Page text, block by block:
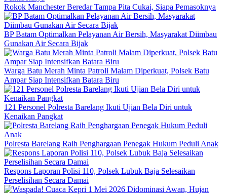
Rokok Manchester Beredar Tampa Pita Cukai, Siapa Pemasoknya
BP Batam Optimalkan Pelayanan Air Bersih, Masyarakat Diimbau
Gunakan Air Secara Bijak
Warga Batu Merah Minta Patroli Malam Diperkuat, Polsek Batu
Ampar Siap Intensifkan Batara Biru
121 Personel Polresta Barelang Ikuti Ujian Bela Diri untuk
Kenaikan Pangkat
Polresta Barelang Raih Penghargaan Penegak Hukum Peduli Anak
Respons Laporan Polisi 110, Polsek Lubuk Baja Selesaikan
Perselisihan Secara Damai